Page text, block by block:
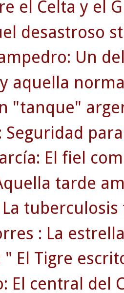
el Celta y el
desastroso
Un
aquella
"tanque"
Seguridad
El fiel
tarde
La
: La
" El Tigre
El central del